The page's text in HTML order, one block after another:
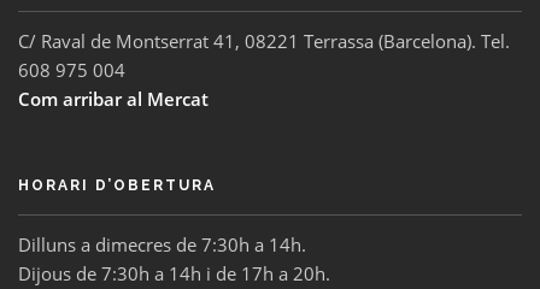
C/ Raval de Montserrat 41, 08221 Terrassa (Barcelona). Tel.
608 975 004
Com arribar al Mercat
HORARI D’OBERTURA
Dilluns a dimecres de 7:30h a 14h.
Dijous de 7:30h a 14h i de 17h a 20h.